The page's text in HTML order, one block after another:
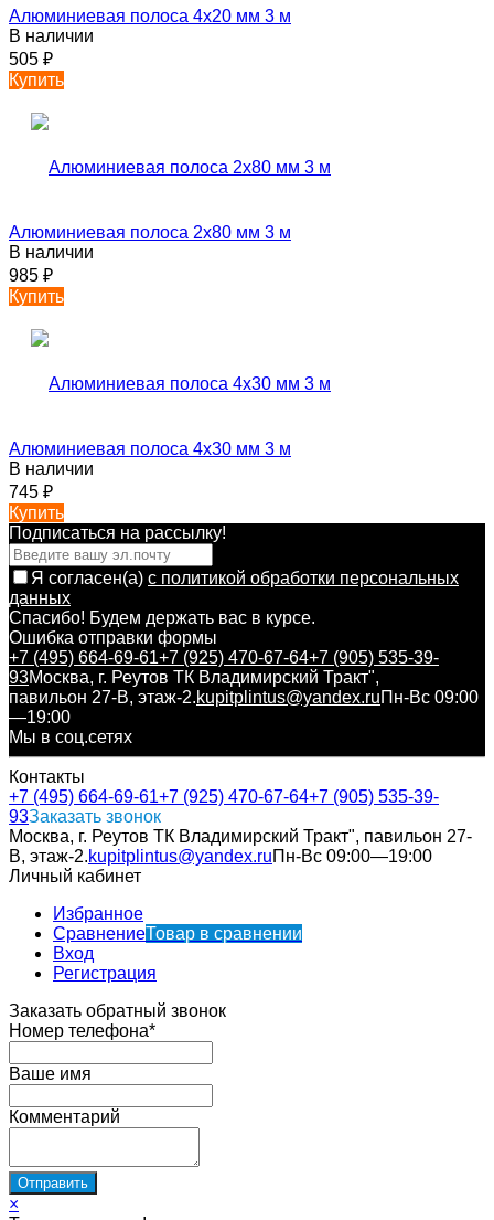
Алюминиевая полоса 4х20 мм 3 м
В наличии
505 ₽
Купить
Алюминиевая полоса 2х80 мм 3 м
В наличии
985 ₽
Купить
Алюминиевая полоса 4х30 мм 3 м
В наличии
745 ₽
Купить
Подписаться на рассылкy!
Я согласен(a) с политикой обработки персональных
данных
Спасибо! Будем держать вас в курсе.
Ошибка отправки формы
+7 (495) 664-69-61+7 (925) 470-67-64+7 (905) 535-39-
93Москва, г. Реутов ТК Владимирский Тракт",
павильон 27-В, этаж-2.kupitplintus@yandex.ruПн-Вс 09:00
—19:00
Мы в соц.сетях
Контакты
+7 (495) 664-69-61+7 (925) 470-67-64+7 (905) 535-39-
93Заказать звонок
Москва, г. Реутов ТК Владимирский Тракт", павильон 27-
В, этаж-2.kupitplintus@yandex.ruПн-Вс 09:00—19:00
Личный кабинет
Избранное
СравнениеТовар в сравнении
Вход
Регистрация
Заказать обратный звонок
Номер телефона*
Ваше имя
Комментарий
×